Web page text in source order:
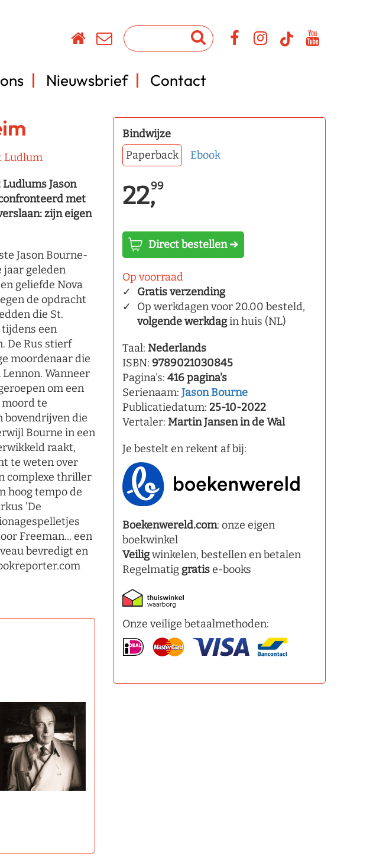
Nieuwsbrief Contact
Ludlum
Jason
met
zijn eigen
Jason Bourne-
geleden
geliefde Nova
de opdracht
die St.
een
De Rus stierf
moordenaar die
Wanneer
om een
te
bovendrijven die
Bourne in een
raakt,
te weten over
complexe thriller
hoog tempo de
’De
Freeman... een
bevredigt en
Bindwijze
Paperback
Ebook
22,99
Direct bestellen ➔
Op voorraad
Gratis verzending
Op werkdagen voor 20.00 besteld,
volgende werkdagin huis (NL)
Taal: Nederlands
ISBN: 9789021030845
Pagina's: 416 pagina's
Serienaam: Jason Bourne
Publicatiedatum: 25-10-2022
Vertaler: Martin Jansen in de Wal
Je bestelt en rekent af bij:
Boekenwereld.com: onze eigen
boekwinkel
Veiligwinkelen, bestellen en betalen
Regelmatig gratise-books
Onze veilige betaalmethoden: